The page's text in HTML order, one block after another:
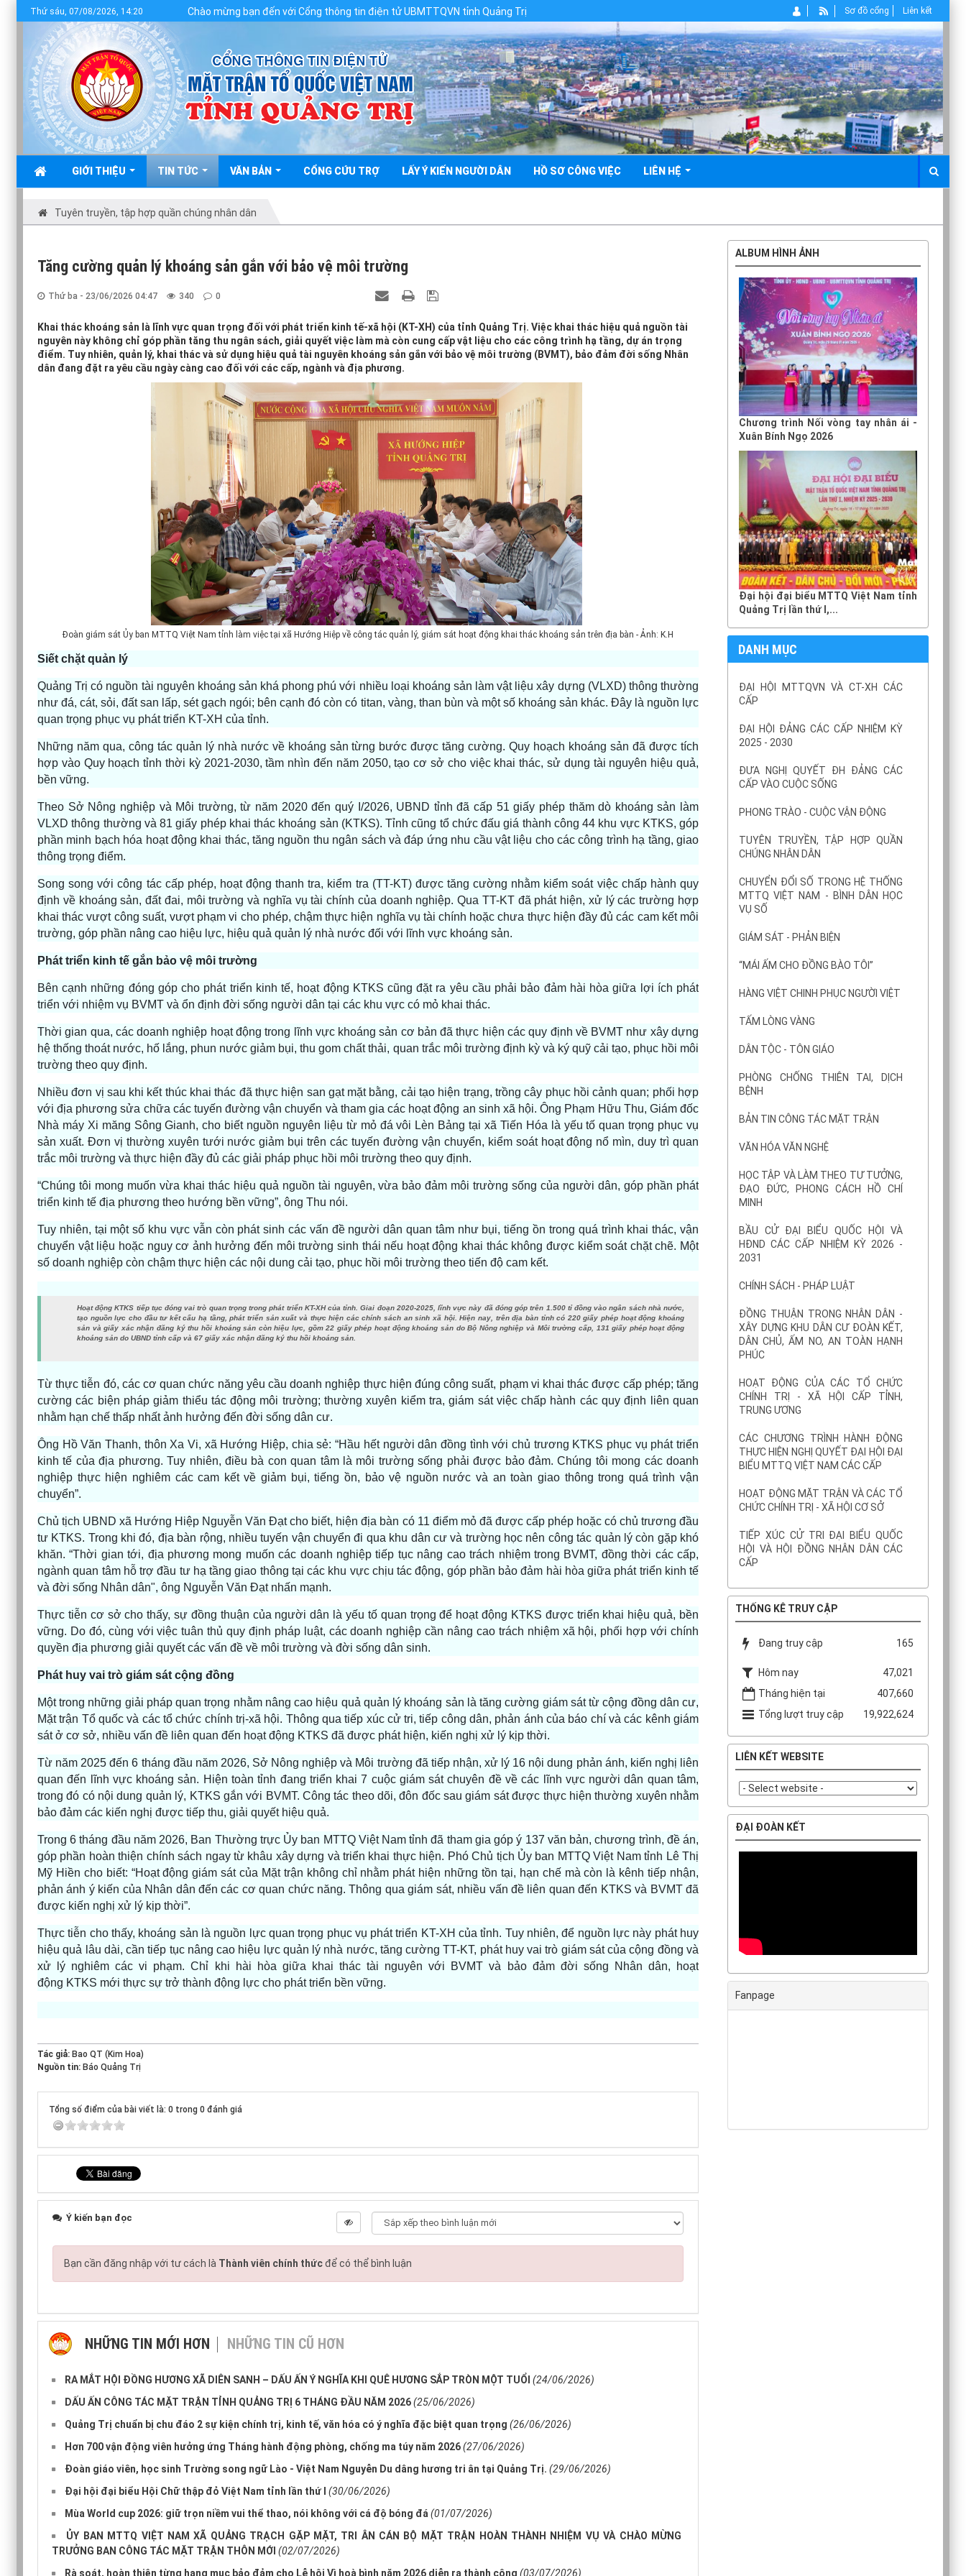
GIỚI THIỆU TIN TỨC VĂN BẢN CỔNG CỨU TRỢ LẤY Ý KIẾN NGƯỜI DÂN HỒ SƠ CÔNG VIỆC LIÊN HỆ
Thứ sáu, 07/08/2026, 14:20Chào mừng bạn đến với Cổng thông tin điện tử UBMTTQVN tỉnh Quảng Trị Sơ đồ cổng Liên kết
Tuyên truyền, tập hợp quần chúng nhân dân
Tăng cường quản lý khoáng sản gắn với bảo vệ môi trường
Thứ ba - 23/06/2026 04:47 340 0
Khai thác khoáng sản là lĩnh vực quan trọng đối với phát triển kinh tế-xã hội (KT-XH) của tỉnh Quảng Trị. Việc khai thác hiệu quả nguồn tài
nguyên này không chỉ góp phần tăng thu ngân sách, giải quyết việc làm mà còn cung cấp vật liệu cho các công trình hạ tầng, dự án trọng
điểm. Tuy nhiên, quản lý, khai thác và sử dụng hiệu quả tài nguyên khoáng sản gắn với bảo vệ môi trường (BVMT), bảo đảm đời sống Nhân
dân đang đặt ra yêu cầu ngày càng cao đối với các cấp, ngành và địa phương.
Đoàn giám sát Ủy ban MTTQ Việt Nam tỉnh làm việc tại xã Hướng Hiệp về công tác quản lý, giám sát hoạt động khai thác khoáng sản trên địa bàn - Ảnh: K.H
Siết chặt quản lý
Quảng Trị có nguồn tài nguyên khoáng sản khá phong phú với nhiều loại khoáng sản làm vật liệu xây dựng (VLXD) thông thường
như đá, cát, sỏi, đất san lấp, sét gạch ngói; bên cạnh đó còn có titan, vàng, than bùn và một số khoáng sản khác. Đây là nguồn lực
quan trọng phục vụ phát triển KT-XH của tỉnh.
Những năm qua, công tác quản lý nhà nước về khoáng sản từng bước được tăng cường. Quy hoạch khoáng sản đã được tích
hợp vào Quy hoạch tỉnh thời kỳ 2021-2030, tầm nhìn đến năm 2050, tạo cơ sở cho việc khai thác, sử dụng tài nguyên hiệu quả,
bền vững.
Theo Sở Nông nghiệp và Môi trường, từ năm 2020 đến quý I/2026, UBND tỉnh đã cấp 51 giấy phép thăm dò khoáng sản làm
VLXD thông thường và 81 giấy phép khai thác khoáng sản (KTKS). Tỉnh cũng tổ chức đấu giá thành công 44 khu vực KTKS, góp
phần minh bạch hóa hoạt động khai thác, tăng nguồn thu ngân sách và đáp ứng nhu cầu vật liệu cho các công trình hạ tầng, giao
thông trọng điểm.
Song song với công tác cấp phép, hoạt động thanh tra, kiểm tra (TT-KT) được tăng cường nhằm kiểm soát việc chấp hành quy
định về khoáng sản, đất đai, môi trường và nghĩa vụ tài chính của doanh nghiệp. Qua TT-KT đã phát hiện, xử lý các trường hợp
khai thác vượt công suất, vượt phạm vi cho phép, chậm thực hiện nghĩa vụ tài chính hoặc chưa thực hiện đầy đủ các cam kết môi
trường, góp phần nâng cao hiệu lực, hiệu quả quản lý nhà nước đối với lĩnh vực khoáng sản.
Phát triển kinh tế gắn bảo vệ môi trường
Bên cạnh những đóng góp cho phát triển kinh tế, hoạt động KTKS cũng đặt ra yêu cầu phải bảo đảm hài hòa giữa lợi ích phát
triển với nhiệm vụ BVMT và ổn định đời sống người dân tại các khu vực có mỏ khai thác.
Thời gian qua, các doanh nghiệp hoạt động trong lĩnh vực khoáng sản cơ bản đã thực hiện các quy định về BVMT như xây dựng
hệ thống thoát nước, hố lắng, phun nước giảm bụi, thu gom chất thải, quan trắc môi trường định kỳ và ký quỹ cải tạo, phục hồi môi
trường theo quy định.
Nhiều đơn vị sau khi kết thúc khai thác đã thực hiện san gạt mặt bằng, cải tạo hiện trạng, trồng cây phục hồi cảnh quan; phối hợp
với địa phương sửa chữa các tuyến đường vận chuyển và tham gia các hoạt động an sinh xã hội. Ông Phạm Hữu Thu, Giám đốc
Nhà máy Xi măng Sông Gianh, cho biết nguồn nguyên liệu từ mỏ đá vôi Lèn Bảng tại xã Tiến Hóa là yếu tố quan trọng phục vụ
sản xuất. Đơn vị thường xuyên tưới nước giảm bụi trên các tuyến đường vận chuyển, kiểm soát hoạt động nổ mìn, duy trì quan
trắc môi trường và thực hiện đầy đủ các giải pháp phục hồi môi trường theo quy định.
“Chúng tôi mong muốn vừa khai thác hiệu quả nguồn tài nguyên, vừa bảo đảm môi trường sống của người dân, góp phần phát
triển kinh tế địa phương theo hướng bền vững”, ông Thu nói.
Tuy nhiên, tại một số khu vực vẫn còn phát sinh các vấn đề người dân quan tâm như bụi, tiếng ồn trong quá trình khai thác, vận
chuyển vật liệu hoặc nguy cơ ảnh hưởng đến môi trường sinh thái nếu hoạt động khai thác không được kiểm soát chặt chẽ. Một
số doanh nghiệp còn chậm thực hiện các nội dung cải tạo, phục hồi môi trường theo tiến độ cam kết.
Hoạt động KTKS tiếp tục đóng vai trò quan trọng trong phát triển KT-XH của tỉnh. Giai đoạn 2020-2025, lĩnh vực này đã đóng góp trên 1.500 tỉ đồng vào ngân sách nhà nước,
tạo nguồn lực cho đầu tư kết cấu hạ tầng, phát triển sản xuất và thực hiện các chính sách an sinh xã hội. Hiện nay, trên địa bàn tỉnh có 220 giấy phép hoạt động khoáng
sản và giấy xác nhận đăng ký thu hồi khoáng sản còn hiệu lực, gồm 22 giấy phép hoạt động khoáng sản do Bộ Nông nghiệp và Môi trường cấp, 131 giấy phép hoạt động
khoáng sản do UBND tỉnh cấp và 67 giấy xác nhận đăng ký thu hồi khoáng sản.
Từ thực tiễn đó, các cơ quan chức năng yêu cầu doanh nghiệp thực hiện đúng công suất, phạm vi khai thác được cấp phép; tăng
cường các biện pháp giảm thiểu tác động môi trường; thường xuyên kiểm tra, giám sát việc chấp hành các quy định liên quan
nhằm hạn chế thấp nhất ảnh hưởng đến đời sống dân cư.
Ông Hồ Văn Thanh, thôn Xa Vi, xã Hướng Hiệp, chia sẻ: “Hầu hết người dân đồng tình với chủ trương KTKS phục vụ phát triển
kinh tế của địa phương. Tuy nhiên, điều bà con quan tâm là môi trường sống phải được bảo đảm. Chúng tôi mong các doanh
nghiệp thực hiện nghiêm các cam kết về giảm bụi, tiếng ồn, bảo vệ nguồn nước và an toàn giao thông trong quá trình vận
chuyển”.
Chủ tịch UBND xã Hướng Hiệp Nguyễn Văn Đạt cho biết, hiện địa bàn có 11 điểm mỏ đã được cấp phép hoặc có chủ trương đầu
tư KTKS. Trong khi đó, địa bàn rộng, nhiều tuyến vận chuyển đi qua khu dân cư và trường học nên công tác quản lý còn gặp khó
khăn. “Thời gian tới, địa phương mong muốn các doanh nghiệp tiếp tục nâng cao trách nhiệm trong BVMT, đồng thời các cấp,
ngành quan tâm hỗ trợ đầu tư hạ tầng giao thông tại các khu vực chịu tác động, góp phần bảo đảm hài hòa giữa phát triển kinh tế
và đời sống Nhân dân", ông Nguyễn Văn Đạt nhấn mạnh.
Thực tiễn cơ sở cho thấy, sự đồng thuận của người dân là yếu tố quan trọng để hoạt động KTKS được triển khai hiệu quả, bền
vững. Do đó, cùng với việc tuân thủ quy định pháp luật, các doanh nghiệp cần nâng cao trách nhiệm xã hội, phối hợp với chính
quyền địa phương giải quyết các vấn đề về môi trường và đời sống dân sinh.
Phát huy vai trò giám sát cộng đồng
Một trong những giải pháp quan trọng nhằm nâng cao hiệu quả quản lý khoáng sản là tăng cường giám sát từ cộng đồng dân cư,
Mặt trận Tổ quốc và các tổ chức chính trị-xã hội. Thông qua tiếp xúc cử tri, tiếp công dân, phản ánh của báo chí và các kênh giám
sát ở cơ sở, nhiều vấn đề liên quan đến hoạt động KTKS đã được phát hiện, kiến nghị xử lý kịp thời.
Từ năm 2025 đến 6 tháng đầu năm 2026, Sở Nông nghiệp và Môi trường đã tiếp nhận, xử lý 16 nội dung phản ánh, kiến nghị liên
quan đến lĩnh vực khoáng sản. Hiện toàn tỉnh đang triển khai 7 cuộc giám sát chuyên đề về các lĩnh vực người dân quan tâm,
trong đó có nội dung quản lý, KTKS gắn với BVMT. Công tác theo dõi, đôn đốc sau giám sát được thực hiện thường xuyên nhằm
bảo đảm các kiến nghị được tiếp thu, giải quyết hiệu quả.
Trong 6 tháng đầu năm 2026, Ban Thường trực Ủy ban MTTQ Việt Nam tỉnh đã tham gia góp ý 137 văn bản, chương trình, đề án,
góp phần hoàn thiện chính sách ngay từ khâu xây dựng và triển khai thực hiện. Phó Chủ tịch Ủy ban MTTQ Việt Nam tỉnh Lê Thị
Mỹ Hiền cho biết: “Hoạt động giám sát của Mặt trận không chỉ nhằm phát hiện những tồn tại, hạn chế mà còn là kênh tiếp nhận,
phản ánh ý kiến của Nhân dân đến các cơ quan chức năng. Thông qua giám sát, nhiều vấn đề liên quan đến KTKS và BVMT đã
được kiến nghị xử lý kịp thời”.
Thực tiễn cho thấy, khoáng sản là nguồn lực quan trọng phục vụ phát triển KT-XH của tỉnh. Tuy nhiên, để nguồn lực này phát huy
hiệu quả lâu dài, cần tiếp tục nâng cao hiệu lực quản lý nhà nước, tăng cường TT-KT, phát huy vai trò giám sát của cộng đồng và
xử lý nghiêm các vi phạm. Chỉ khi hài hòa giữa khai thác tài nguyên với BVMT và bảo đảm đời sống Nhân dân, hoạt
động KTKS mới thực sự trở thành động lực cho phát triển bền vững.
Tác giả: Bao QT (Kim Hoa)
Nguồn tin: Báo Quảng Trị
Tổng số điểm của bài viết là: 0 trong 0 đánh giá
Ý kiến bạn đọc
Bạn cần đăng nhập với tư cách là Thành viên chính thứcđể có thể bình luận
NHỮNG TIN MỚI HƠN NHỮNG TIN CŨ HƠN
RA MẮT HỘI ĐỒNG HƯƠNG XÃ DIÊN SANH – DẤU ẤN Ý NGHĨA KHI QUÊ HƯƠNG SẮP TRÒN MỘT TUỔI (24/06/2026)
DẤU ẤN CÔNG TÁC MẶT TRẬN TỈNH QUẢNG TRỊ 6 THÁNG ĐẦU NĂM 2026(25/06/2026)
Quảng Trị chuẩn bị chu đáo 2 sự kiện chính trị, kinh tế, văn hóa có ý nghĩa đặc biệt quan trọng (26/06/2026)
Hơn 700 vận động viên hưởng ứng Tháng hành động phòng, chống ma túy năm 2026(27/06/2026)
Đoàn giáo viên, học sinh Trường song ngữ Lào - Việt Nam Nguyễn Du dâng hương tri ân tại Quảng Trị. (29/06/2026)
Đại hội đại biểu Hội Chữ thập đỏ Việt Nam tỉnh lần thứ I (30/06/2026)
Mùa World cup 2026: giữ trọn niềm vui thể thao, nói không với cá độ bóng đá (01/07/2026)
ỦY BAN MTTQ VIỆT NAM XÃ QUẢNG TRẠCH GẶP MẶT, TRI ÂN CÁN BỘ MẶT TRẬN HOÀN THÀNH NHIỆM VỤ VÀ CHÀO MỪNG
TRƯỞNG BAN CÔNG TÁC MẶT TRẬN THÔN MỚI (02/07/2026)
Rà soát, hoàn thiện từng hạng mục bảo đảm cho Lễ hội Vì hoà bình năm 2026 diễn ra thành công (03/07/2026)
ALBUM HÌNH ẢNH
Chương trình Nối vòng tay nhân ái -
Xuân Bính Ngọ 2026
Đại hội đại biểu MTTQ Việt Nam tỉnh
Quảng Trị lần thứ I,...
DANH MỤC
ĐẠI HỘI MTTQVN VÀ CT-XH CÁC
CẤP
ĐẠI HỘI ĐẢNG CÁC CẤP NHIỆM KỲ
2025 - 2030
ĐƯA NGHỊ QUYẾT ĐH ĐẢNG CÁC
CẤP VÀO CUỘC SỐNG
PHONG TRÀO - CUỘC VẬN ĐỘNG
TUYÊN TRUYỀN, TẬP HỢP QUẦN
CHÚNG NHÂN DÂN
CHUYỂN ĐỔI SỐ TRONG HỆ THỐNG
MTTQ VIỆT NAM - BÌNH DÂN HỌC
VỤ SỐ
GIÁM SÁT - PHẢN BIỆN
“MÁI ẤM CHO ĐỒNG BÀO TÔI”
HÀNG VIỆT CHINH PHỤC NGƯỜI VIỆT
TẤM LÒNG VÀNG
DÂN TỘC - TÔN GIÁO
PHÒNG CHỐNG THIÊN TAI, DỊCH
BỆNH
BẢN TIN CÔNG TÁC MẶT TRẬN
VĂN HÓA VĂN NGHỆ
HỌC TẬP VÀ LÀM THEO TƯ TƯỞNG,
ĐẠO ĐỨC, PHONG CÁCH HỒ CHÍ
MINH
BẦU CỬ ĐẠI BIỂU QUỐC HỘI VÀ
HĐND CÁC CẤP NHIỆM KỲ 2026 -
2031
CHÍNH SÁCH - PHÁP LUẬT
ĐỒNG THUẬN TRONG NHÂN DÂN -
XÂY DỰNG KHU DÂN CƯ ĐOÀN KẾT,
DÂN CHỦ, ẤM NO, AN TOÀN HẠNH
PHÚC
HOẠT ĐỘNG CỦA CÁC TỔ CHỨC
CHÍNH TRỊ - XÃ HỘI CẤP TỈNH,
TRUNG ƯƠNG
CÁC CHƯƠNG TRÌNH HÀNH ĐỘNG
THỰC HIỆN NGHỊ QUYẾT ĐẠI HỘI ĐẠI
BIỂU MTTQ VIỆT NAM CÁC CẤP
HOẠT ĐỘNG MẶT TRẬN VÀ CÁC TỔ
CHỨC CHÍNH TRỊ - XÃ HỘI CƠ SỞ
TIẾP XÚC CỬ TRI ĐẠI BIỂU QUỐC
HỘI VÀ HỘI ĐỒNG NHÂN DÂN CÁC
CẤP
THỐNG KÊ TRUY CẬP
Đang truy cập 165
Hôm nay
47,021
Tháng hiện tại
407,660
Tổng lượt truy cập
19,922,624
LIÊN KẾT WEBSITE
ĐẠI ĐOÀN KẾT
Fanpage